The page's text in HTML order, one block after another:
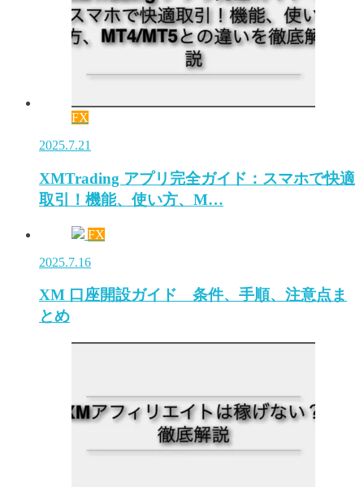
FX
2025.7.21
XMTrading アプリ完全ガイド：スマホで快適
取引！機能、使い方、M…
FX
2025.7.16
XM 口座開設ガイド 条件、手順、注意点ま
とめ